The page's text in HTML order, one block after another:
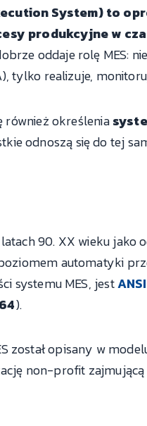
System) to
produkcyjne w
oddaje rolę MES:
tylko realizuje,
również określenia
odnoszą się do tej
90. XX wieku
automatyki
systemu MES, jest
).
został opisany w
non-profit